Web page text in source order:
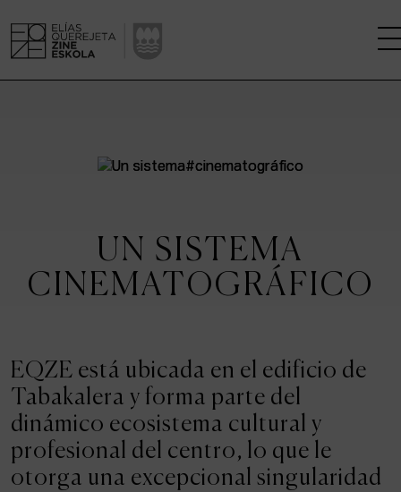
CENTRO DE INVESTIGACIÓN
KINOFABRIKA
LA CASA DEL CINE
ACTUALIDAD
Admisión
Intranet
UN SISTEMA
CINEMATOGRÁFICO
EQZE está ubicada en el edificio de
Tabakalera y forma parte del
dinámico ecosistema cultural y
profesional del centro, lo que le
otorga una excepcional singularidad